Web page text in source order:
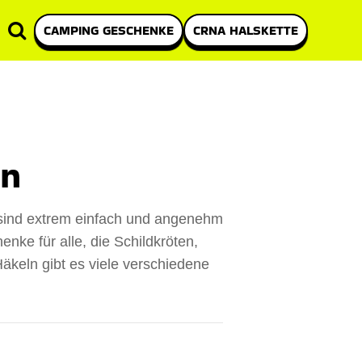
CAMPING GESCHENKE CRNA HALSKETTE
extrem einfach und angenehm
für alle, die Schildkröten,
gibt es viele verschiedene